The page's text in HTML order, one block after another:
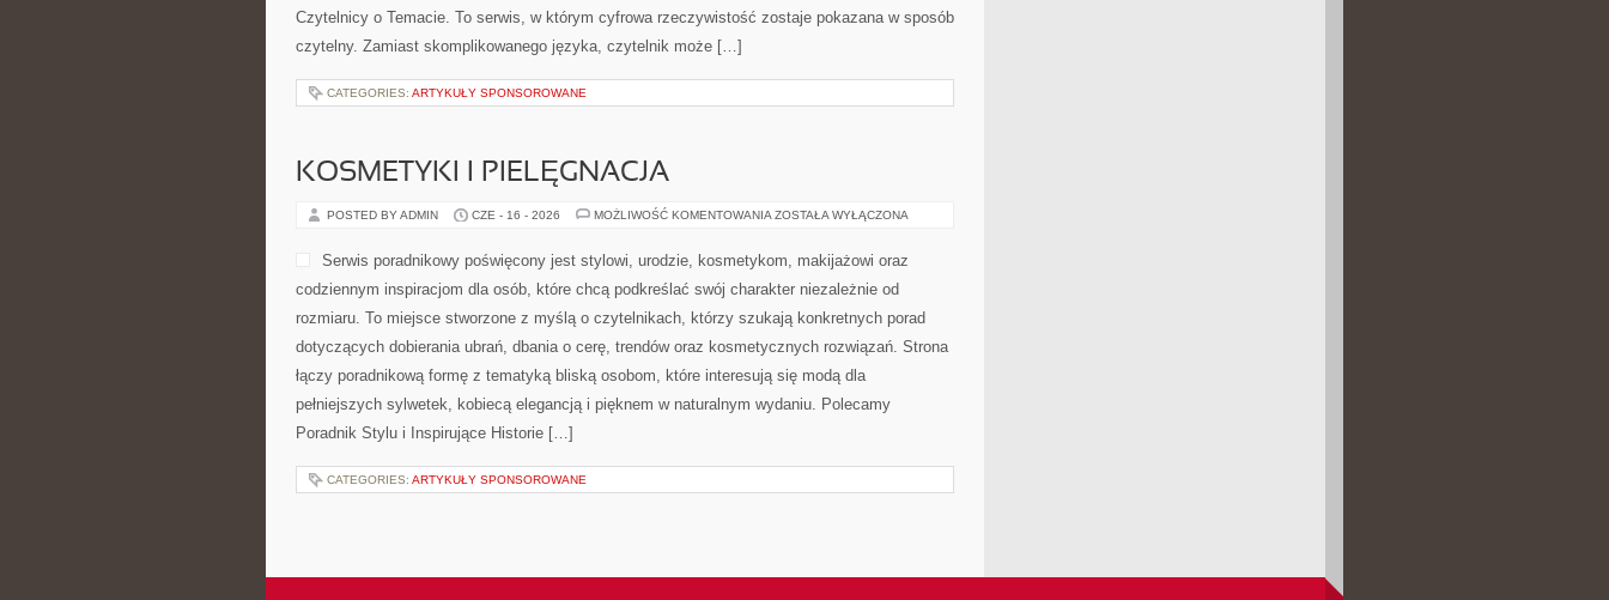
Czytelnicy o Temacie. To serwis, w którym cyfrowa rzeczywistość zostaje pokazana w sposób
czytelny. Zamiast skomplikowanego języka, czytelnik może […]
CATEGORIES: ARTYKUŁY SPONSOROWANE
KOSMETYKI I PIELĘGNACJA
POSTED BY ADMIN CZE - 16 - 2026 MOŻLIWOŚĆ KOMENTOWANIA KOSMETYKI
ZOSTAŁA WYŁĄCZONA
Serwis poradnikowy poświęcony jest stylowi, urodzie, kosmetykom, makijażowi oraz
codziennym inspiracjom dla osób, które chcą podkreślać swój charakter niezależnie od
rozmiaru. To miejsce stworzone z myślą o czytelnikach, którzy szukają konkretnych porad
dotyczących dobierania ubrań, dbania o cerę, trendów oraz kosmetycznych rozwiązań. Strona
łączy poradnikową formę z tematyką bliską osobom, które interesują się modą dla
pełniejszych sylwetek, kobiecą elegancją i pięknem w naturalnym wydaniu. Polecamy
Poradnik Stylu i Inspirujące Historie […]
CATEGORIES: ARTYKUŁY SPONSOROWANE